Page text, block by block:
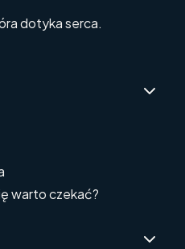
dotyka serca.
warto czekać?